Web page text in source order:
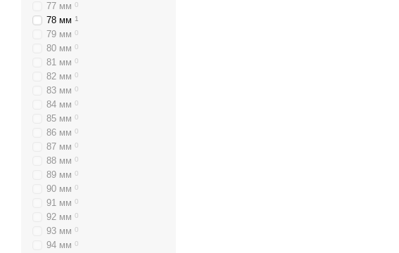
77 мм 0
78 мм 1
79 мм 0
80 мм 0
81 мм 0
82 мм 0
83 мм 0
84 мм 0
85 мм 0
86 мм 0
87 мм 0
88 мм 0
89 мм 0
90 мм 0
91 мм 0
92 мм 0
93 мм 0
94 мм 0